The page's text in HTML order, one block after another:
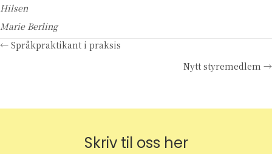
Hilsen
Marie Berling
Posts
← Språkpraktikant i praksis
Nytt styremedlem →
Skriv til oss her